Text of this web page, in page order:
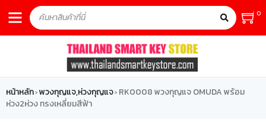
0
หน้าหลัก›พวงกุญแจ,ห่วงกุญแจ› RK0008 พวงกุญแจ OMUDA พร้อม
ห่วง2ห่วง ทรงเหลี่ยมสีฟ้า